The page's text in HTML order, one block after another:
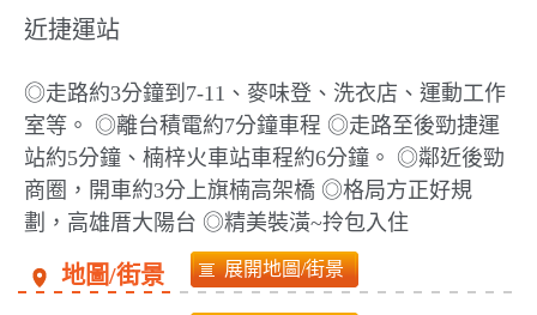
近捷運站
◎走路約3分鐘到7-11、麥味登、洗衣店、運動工作
室等。 ◎離台積電約7分鐘車程 ◎走路至後勁捷運
站約5分鐘、楠梓火車站車程約6分鐘。 ◎鄰近後勁
商圈，開車約3分上旗楠高架橋 ◎格局方正好規
劃，高雄厝大陽台 ◎精美裝潢~拎包入住
地圖/街景